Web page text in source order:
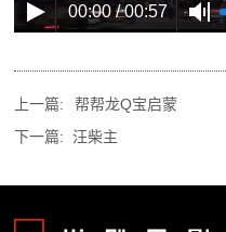
00:00 / 00:57
上一篇:
帮帮龙Q宝启蒙
下一篇: 汪柴主